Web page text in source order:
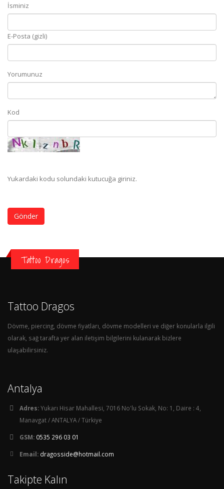
İsminiz
E-Posta (gizli)
Yorumunuz
Kod
Yukardaki kodu solundaki kutucuğa giriniz.
Gönder
Tattoo Dragos
Tattoo Dragos
Dövme, piercing, dövme fiyatları, dövme modelleri ve diğer konularla ilgili
olarak, sağ tarafta yer alan iletişim bilgilerini kulanarak bizlere
ulaşabilirsiniz.
Antalya
Adres:Yukarı Hisar Mahallesi, 7016 No'lu Sokak, No: 1, Daire : 4,
Manavgat / ANTALYA / Türkiye
GSM: 0535 296 03 01
Email: dragosside@hotmail.com
Takipte Kalın